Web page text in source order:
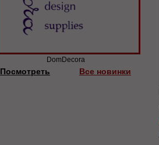
DomDecora
Посмотреть Все новинки